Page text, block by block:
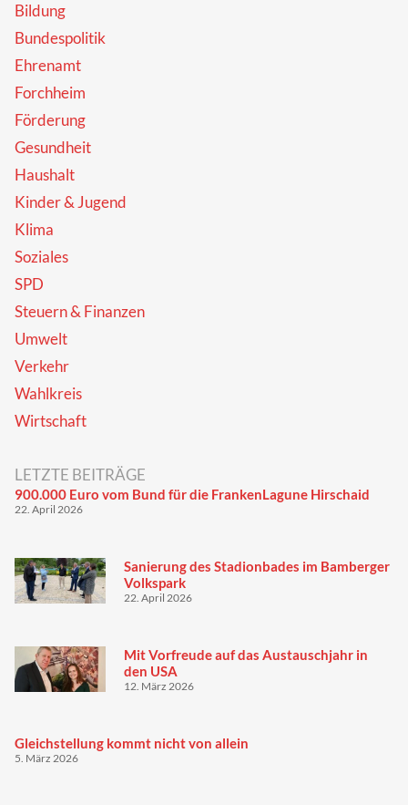
Bildung
Bundespolitik
Ehrenamt
Forchheim
Förderung
Gesundheit
Haushalt
Kinder & Jugend
Klima
Soziales
SPD
Steuern & Finanzen
Umwelt
Verkehr
Wahlkreis
Wirtschaft
LETZTE BEITRÄGE
900.000 Euro vom Bund für die FrankenLagune Hirschaid
22. April 2026
Sanierung des Stadionbades im Bamberger
Volkspark
22. April 2026
Mit Vorfreude auf das Austauschjahr in
den USA
12. März 2026
Gleichstellung kommt nicht von allein
5. März 2026